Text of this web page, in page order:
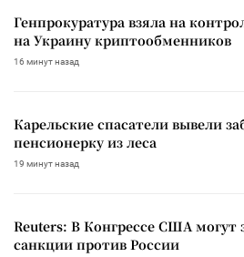
Генпрокуратура взяла на
на Украину криптообменников
16 минут назад
Карельские спасатели вывели
пенсионерку из леса
19 минут назад
Reuters: В Конгрессе США могут
санкции против России